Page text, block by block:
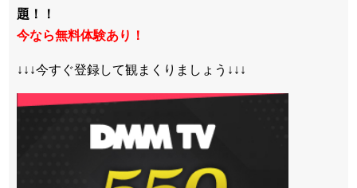
題！！
今なら無料体験あり！
↓↓↓今すぐ登録して観まくりましょう↓↓↓